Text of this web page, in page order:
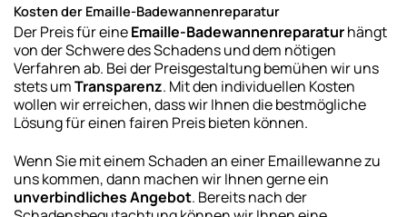
Kosten der Emaille-Badewannenreparatur
Der Preis für eineEmaille-Badewannenreparaturhängt
von der Schwere des Schadens und dem nötigen
Verfahren ab. Bei der Preisgestaltung bemühen wir uns
stets umTransparenz. Mit den individuellen Kosten
wollen wir erreichen, dass wir Ihnen die bestmögliche
Lösung für einen fairen Preis bieten können.
Wenn Sie mit einem Schaden an einer Emaillewanne zu
uns kommen, dann machen wir Ihnen gerne ein
unverbindliches Angebot. Bereits nach der